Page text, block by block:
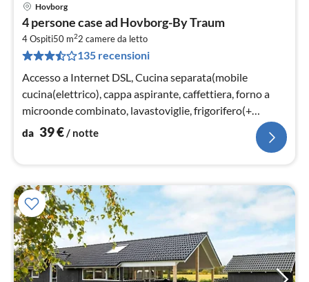
Hovborg
4 persone case ad Hovborg-By Traum
4 Ospiti50 m22 camere da letto
135 recensioni
Accesso a Internet DSL, Cucina separata(mobile
cucina(elettrico), cappa aspirante, caffettiera, forno a
microonde combinato, lavastoviglie, frigorifero(+
congelatore)
da 39€/ notte